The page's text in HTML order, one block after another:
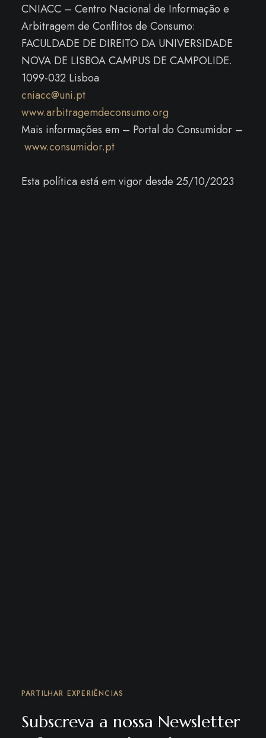
CNIACC – Centro Nacional de Informação e
Arbitragem de Conflitos de Consumo:
FACULDADE DE DIREITO DA UNIVERSIDADE
NOVA DE LISBOA CAMPUS DE CAMPOLIDE.
1099-032 Lisboa
cniacc@uni.pt
www.arbitragemdeconsumo.org
Mais informações em – Portal do Consumidor –
www.consumidor.pt
Esta política está em vigor desde 25/10/2023
PARTILHAR EXPERIÊNCIAS
Subscreva a nossa Newsletter